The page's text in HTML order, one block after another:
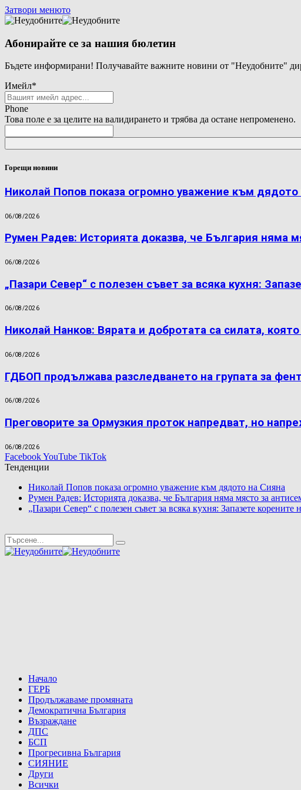
Затвори менюто
Абонирайте се за нашия бюлетин
Бъдете информирани! Получавайте важните новини от "Неудобните"
Имейл*
Phone
Това поле е за целите на валидирането и трябва да остане непроменено.
Горещи новини
Николай Попов показа огромно уважение към дядото
06/08/2026
Румен Радев: Историята доказва, че България няма
06/08/2026
„Пазари Север“ с полезен съвет за всяка кухня:
06/08/2026
Николай Нанков: Вярата и добротата са силата,
06/08/2026
ГДБОП продължава разследването на групата за
06/08/2026
Преговорите за Ормузкия проток напредват, но
06/08/2026
FacebookYouTube TikTok
Тенденции
Николай Попов показа огромно уважение към дядото на Сияна
Румен Радев: Историята доказва, че България няма място за
„Пазари Север“ с полезен съвет за всяка кухня: Запазете корените
Начало
ГЕРБ
Продължаваме промяната
Демократична България
Възраждане
ДПС
БСП
Прогресивна България
СИЯНИЕ
Други
Всички